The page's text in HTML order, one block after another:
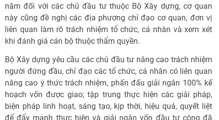
năm đối với các chủ đầu tư thuộc Bộ Xây dựng, cơ quan
này cũng đề nghị các địa phương chỉ đạo cơ quan, đơn vị
liên quan làm rõ trách nhiệm tổ chức, cá nhân và xem xét
khi đánh giá cán bộ thuộc thẩm quyền.
Bộ Xây dựng yêu cầu các chủ đầu tư nâng cao trách nhiệm
người đứng đầu, chỉ đạo các tổ chức, cá nhân có liên quan
nâng cao ý thức trách nhiệm, phấn đấu giải ngân 100% kế
hoạch vốn được giao; tập trung thực hiện các giải pháp,
biện pháp linh hoạt, sáng tạo, kịp thời, hiệu quả, quyết liệt
để đẩy mạnh thực hiện và giải ngân vốn đầu tư công đã